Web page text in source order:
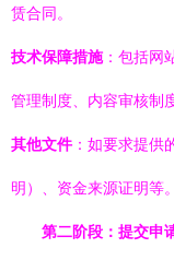
赁合同。
技术保障措施：包括网
管理制度、内容审核制
其他文件：如要求提供
明）、资金来源证明等。
第二阶段：提交申